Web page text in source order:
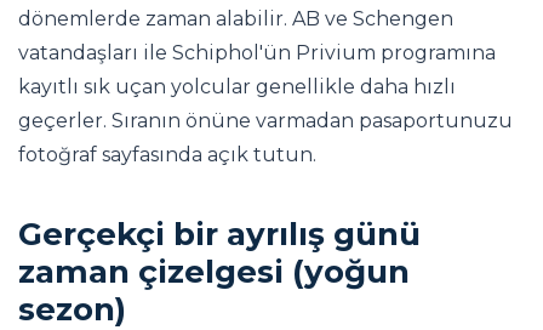
dönemlerde zaman alabilir. AB ve Schengen
vatandaşları ile Schiphol'ün Privium programına
kayıtlı sık uçan yolcular genellikle daha hızlı
geçerler. Sıranın önüne varmadan pasaportunuzu
fotoğraf sayfasında açık tutun.
Gerçekçi bir ayrılış günü
zaman çizelgesi (yoğun
sezon)